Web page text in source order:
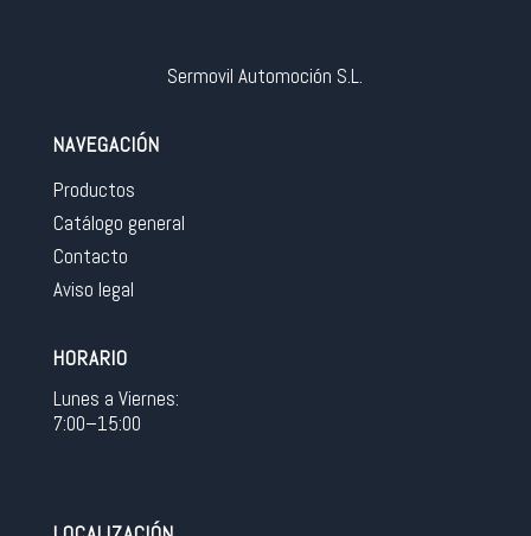
Sermovil Automoción S.L.
NAVEGACIÓN
Productos
Catálogo general
Contacto
Aviso legal
HORARIO
Lunes a Viernes:
7:00–15:00